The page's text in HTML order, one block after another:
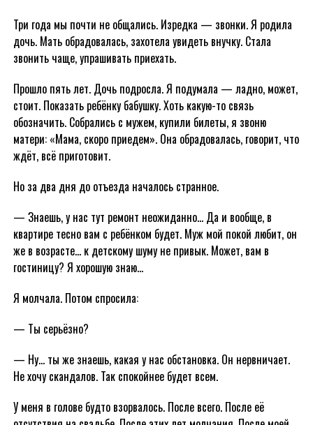
Три года мы почти не общались. Изредка — звонки. Я родила
дочь. Мать обрадовалась, захотела увидеть внучку. Стала
звонить чаще, упрашивать приехать.
Прошло пять лет. Дочь подросла. Я подумала — ладно, может,
стоит. Показать ребёнку бабушку. Хоть какую-то связь
обозначить. Собрались с мужем, купили билеты, я звоню
матери: «Мама, скоро приедем». Она обрадовалась, говорит, что
ждёт, всё приготовит.
Но за два дня до отъезда началось странное.
— Знаешь, у нас тут ремонт неожиданно… Да и вообще, в
квартире тесно вам с ребёнком будет. Муж мой покой любит, он
же в возрасте… к детскому шуму не привык. Может, вам в
гостиницу? Я хорошую знаю…
Я молчала. Потом спросила:
— Ты серьёзно?
— Ну… ты же знаешь, какая у нас обстановка. Он нервничает.
Не хочу скандалов. Так спокойнее будет всем.
У меня в голове будто взорвалось. После всего. После её